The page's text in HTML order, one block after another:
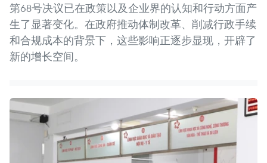
第68号决议已在政策以及企业界的认知和行动方面产
生了显著变化。在政府推动体制改革、削减行政手续
和合规成本的背景下，这些影响正逐步显现，开辟了
新的增长空间。